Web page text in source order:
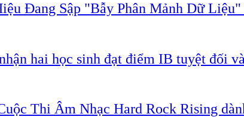
Đang Sập "Bẫy Phân Mảnh Dữ
hai học sinh đạt điểm IB tuyệt đối
Thi Âm Nhạc Hard Rock Rising